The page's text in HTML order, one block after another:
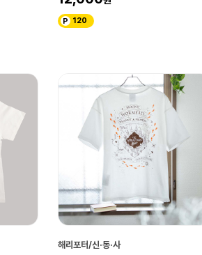
120
해리포터/신·동·사